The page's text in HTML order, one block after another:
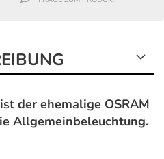
der ehemalige OSRAM
Allgemeinbeleuchtung.